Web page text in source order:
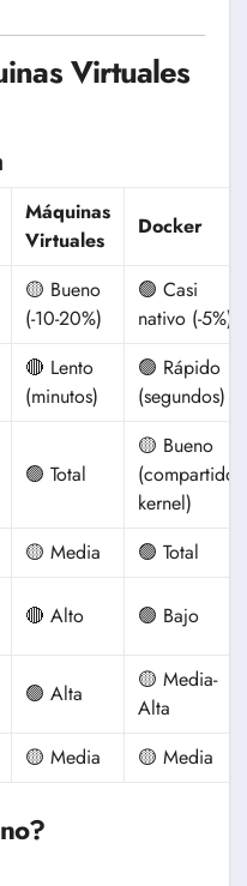
Virtuales
Máquinas
Virtuales
Docker
🟡 Bueno
(-10-20%)
🟢 Casi
nativo (-5%)
🔴 Lento
(minutos)
🟢 Rápido
(segundos)
🟢 Total
🟡 Bueno
(compartido
kernel)
🟡 Media
🟢 Total
🔴 Alto 🟢 Bajo
🟢 Alta
🟡 Media-
Alta
🟡 Media 🟡 Media